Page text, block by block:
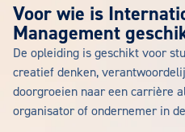
Voor wie is
Management
De opleiding is geschikt voor
creatief denken,
doorgroeien naar een carrière
organisator of ondernemer in